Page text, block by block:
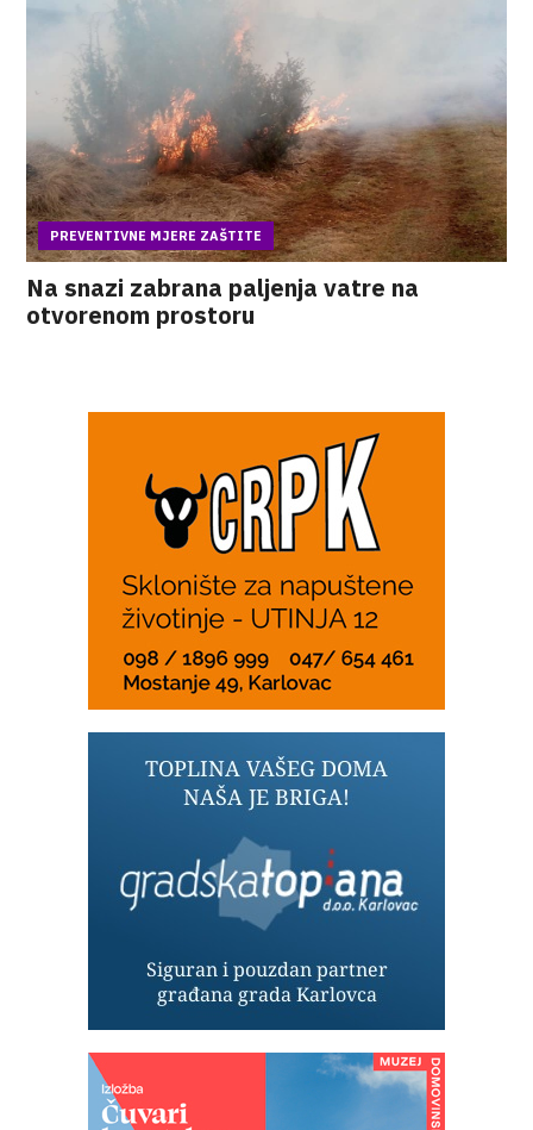
PREVENTIVNE MJERE ZAŠTITE
Na snazi zabrana paljenja vatre na
otvorenom prostoru